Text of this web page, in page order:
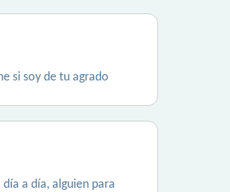
si soy de tu agrado
a día, alguien para